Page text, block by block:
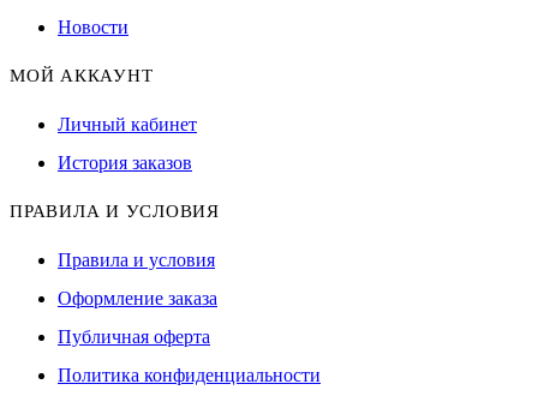
Новости
МОЙ АККАУНТ
Личный кабинет
История заказов
ПРАВИЛА И УСЛОВИЯ
Правила и условия
Оформление заказа
Публичная оферта
Политика конфиденциальности